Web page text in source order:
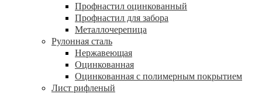
Профнастил оцинкованный
Профнастил для забора
Металлочерепица
Рулонная сталь
Нержавеющая
Оцинкованная
Оцинкованная с полимерным покрытием
Лист рифленый